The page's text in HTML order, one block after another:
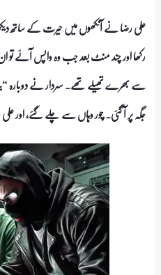
علی رضا نے آنکھوں میں حیرت کے ساتھ
رکھا اور چند منٹ بعد جب وہ واپس آئے تو
سے بھرے تھیلے تھے۔ سردار نے دوبارہ “بند
جگہ پر آ گئی۔ چور وہاں سے چلے گئے، اور علی